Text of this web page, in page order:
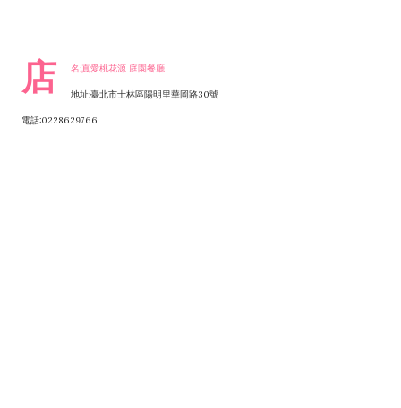
店 名:真愛桃花源 庭園餐廳
地址:臺北市士林區陽明里華岡路30號
電話:0228629766